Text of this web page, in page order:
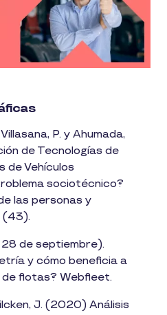
P. y Ahumada,
de Tecnologías de
de Vehículos
sociotécnico?
las personas y
(43).
de septiembre).
y cómo beneficia a
flotas? Webfleet.
J. (2020) Análisis